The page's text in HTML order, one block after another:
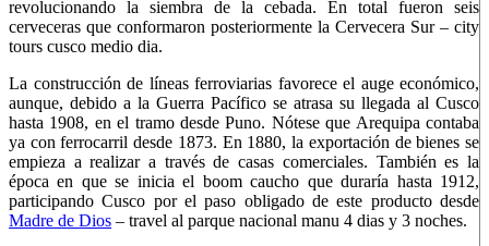
revolucionando la siembra de la cebada. En total fueron seis
cerveceras que conformaron posteriormente la Cervecera Sur – city
tours cusco medio dia.
La construcción de líneas ferroviarias favorece el auge económico,
aunque, debido a la Guerra Pacífico se atrasa su llegada al Cusco
hasta 1908, en el tramo desde Puno. Nótese que Arequipa contaba
ya con ferrocarril desde 1873. En 1880, la exportación de bienes se
empieza a realizar a través de casas comerciales. También es la
época en que se inicia el boom caucho que duraría hasta 1912,
participando Cusco por el paso obligado de este producto desde
Madre de Dios – travel al parque nacional manu 4 dias y 3 noches.